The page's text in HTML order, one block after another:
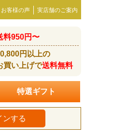
お客様の声 実店舗のご案内
料950円〜
円以上の
買い上げで送料無料
特選ギフト
ンする